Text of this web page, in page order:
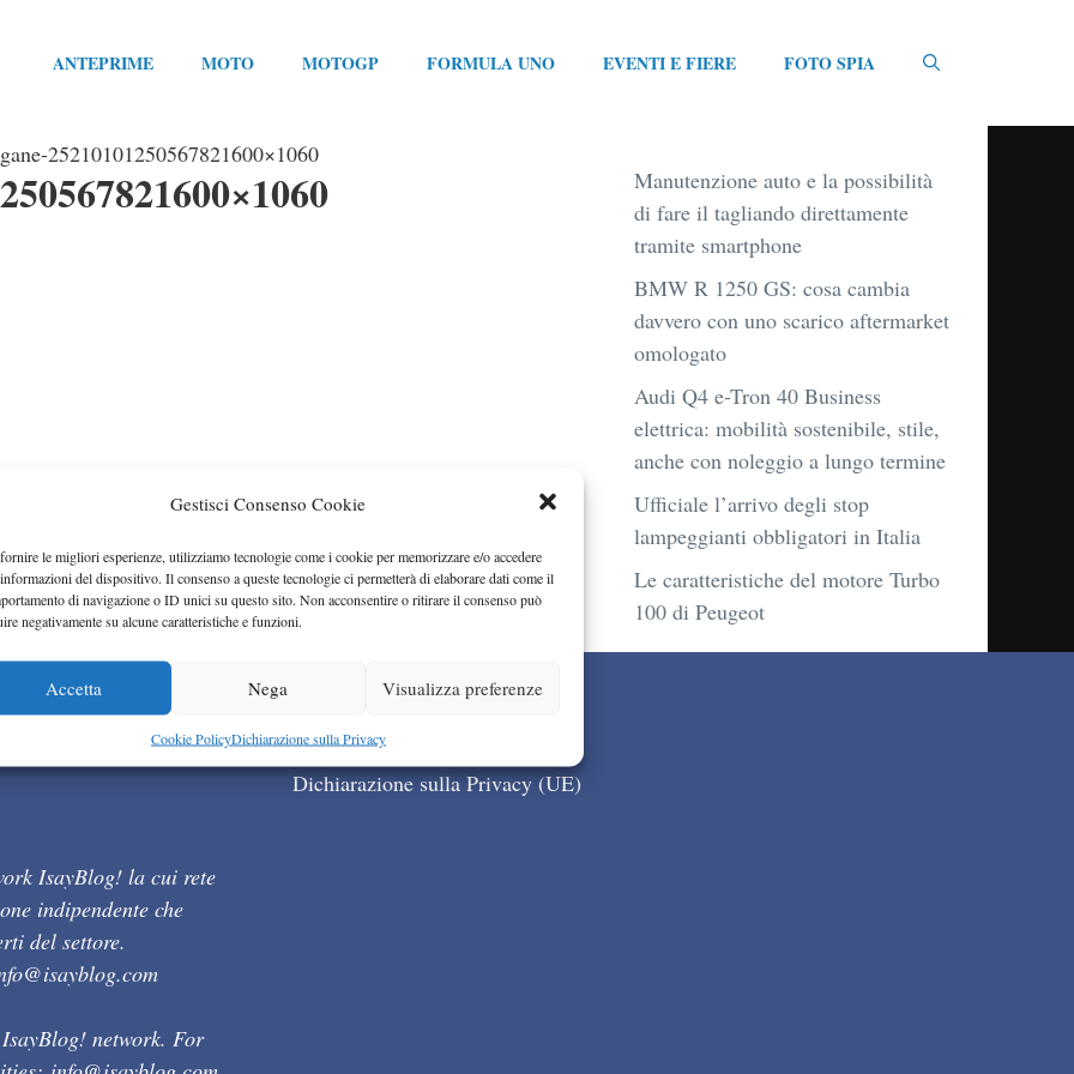
Gestisci Consenso Cookie
le migliori esperienze, utilizziamo tecnologie come i cookie per memorizzare e/o accedere
del dispositivo. Il consenso a queste tecnologie ci permetterà di elaborare dati come il
di navigazione o ID unici su questo sito. Non acconsentire o ritirare il consenso può
negativamente su alcune caratteristiche e funzioni.
Accetta Nega Visualizza preferenze
Cookie PolicyDichiarazione sulla Privacy
ANTEPRIME MOTO MOTOGP FORMULA UNO EVENTI E FIERE FOTO SPIA
25210101250567821600×1060
Manutenzione auto e la possibilità
di fare il tagliando direttamente
tramite smartphone
BMW R 1250 GS: cosa cambia
davvero con uno scarico aftermarket
omologato
Audi Q4 e-Tron 40 Business
elettrica: mobilità sostenibile, stile,
anche con noleggio a lungo termine
Ufficiale l’arrivo degli stop
lampeggianti obbligatori in Italia
Le caratteristiche del motore Turbo
100 di Peugeot
IsayBlog! la cui rete
indipendente che
del settore.
network. For
Cookie Policy (UE)
Dichiarazione sulla Privacy (UE)